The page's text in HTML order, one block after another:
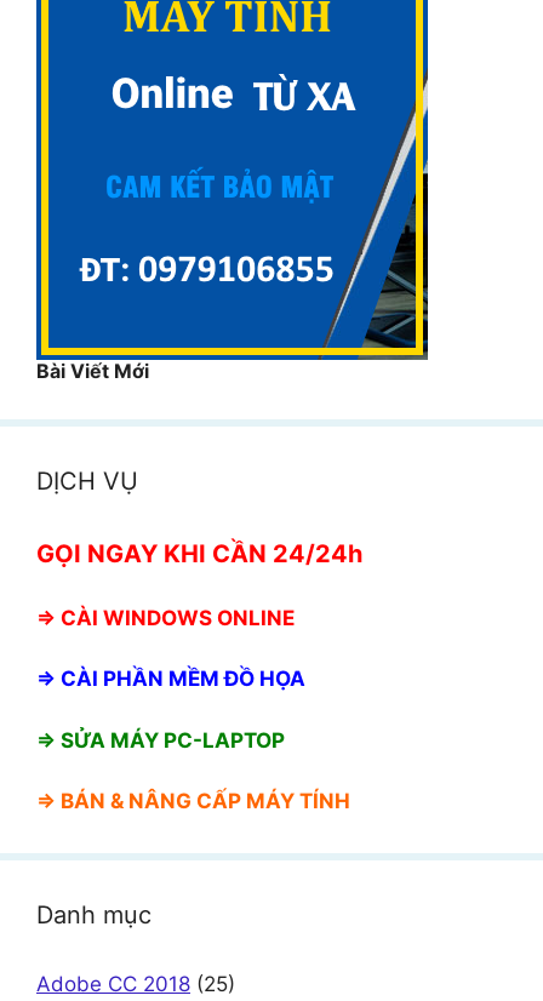
Bài Viết Mới
DỊCH VỤ
GỌI NGAY KHI CẦN 24/24h
⇒ CÀI WINDOWS ONLINE
⇒ CÀI PHẦN MỀM ĐỒ HỌA
⇒ SỬA MÁY PC-LAPTOP
⇒ BÁN & NÂNG CẤP MÁY TÍNH
Danh mục
Adobe CC 2018 (25)